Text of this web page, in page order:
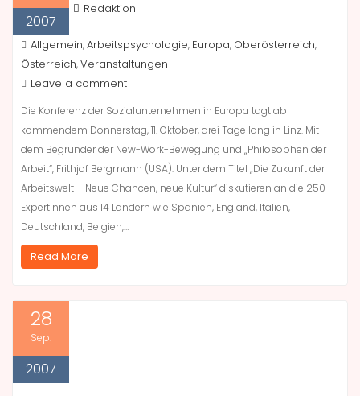
2007
Redaktion
Allgemein,Arbeitspsychologie, Europa, Oberösterreich,
Österreich,Veranstaltungen
Leave a comment
Die Konferenz der Sozialunternehmen in Europa tagt ab
kommendem Donnerstag, 11. Oktober, drei Tage lang in Linz. Mit
dem Begründer der New-Work-Bewegung und „Philosophen der
Arbeit“, Frithjof Bergmann (USA). Unter dem Titel „Die Zukunft der
Arbeitswelt – Neue Chancen, neue Kultur“ diskutieren an die 250
ExpertInnen aus 14 Ländern wie Spanien, England, Italien,
Deutschland, Belgien,…
Read More
28
Sep.
2007